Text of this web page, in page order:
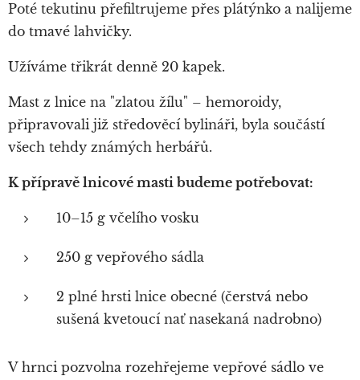
Poté tekutinu přefiltrujeme přes plátýnko a nalijeme
do tmavé lahvičky.
Užíváme třikrát denně 20 kapek.
Mast z lnice na "zlatou žílu" – hemoroidy,
připravovali již středověcí bylináři, byla součástí
všech tehdy známých herbářů.
K přípravě lnicové masti budeme potřebovat:
10–15 g včelího vosku
250 g vepřového sádla
2 plné hrsti lnice obecné (čerstvá nebo
sušená kvetoucí nať nasekaná nadrobno)
V hrnci pozvolna rozehřejeme vepřové sádlo ve